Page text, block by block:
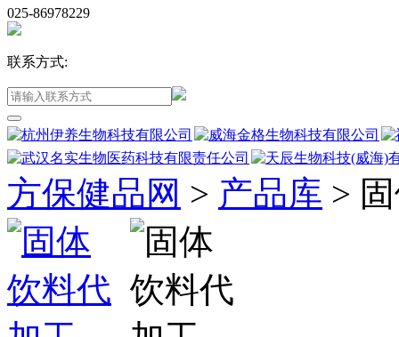
025-86978229
联系方式:
方保健品网 > 产品库 >